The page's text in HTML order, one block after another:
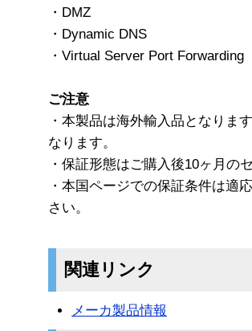
・DMZ
・Dynamic DNS
・Virtual Server Port Forwarding
ご注意
・本製品は海外輸入品となりま
なります。
・保証形態はご購入後10ヶ月の
・本国ページでの保証条件は適
さい。
関連リンク
メーカ製品情報